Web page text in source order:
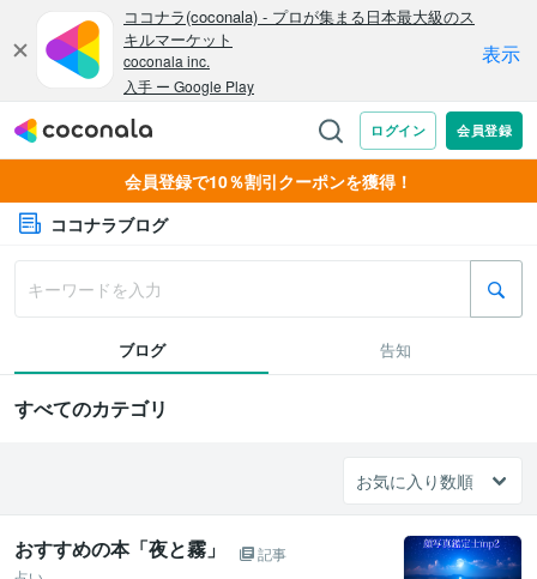
会員登録で10％割引クーポンを獲得！
ココナラブログ
ブログ 告知
すべてのカテゴリ
おすすめの本「夜と霧」
記事